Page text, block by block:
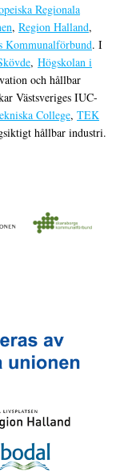
Regionala
, Region Halland,
Kommunalförbund. I
, Högskolan i
och hållbar
Västsveriges IUC-
College, TEK
hållbar industri.